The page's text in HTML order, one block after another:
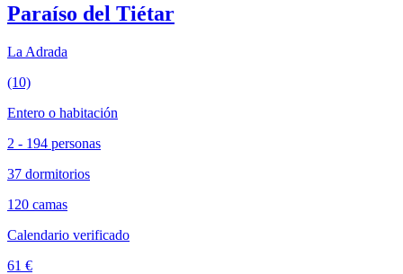
Paraíso del Tiétar
La Adrada
(10)
Entero o habitación
2 - 194 personas
37 dormitorios
120 camas
Calendario verificado
61 €